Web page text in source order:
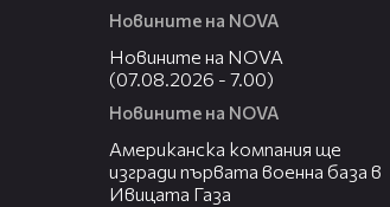
Новините на NOVA
Новините на NOVA
(07.08.2026 - 7.00)
Новините на NOVA
Американска компания ще
изгради първата военна база в
Ивицата Газа